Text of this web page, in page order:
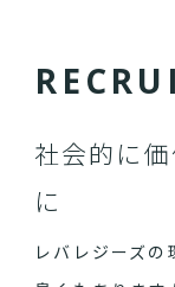
RECRU I
社会的に
に
レバレジーズ